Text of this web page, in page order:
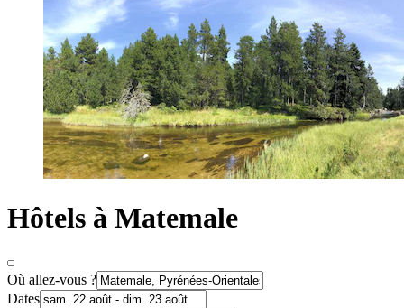
Hôtels à Matemale
Où allez-vous ?
Dates